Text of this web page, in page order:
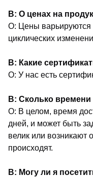
В: О ценах на
О: Цены варьируются
циклических
В: Какие
О: У нас есть
В: Сколько времени
О: В целом, время
дней, и может быть
велик или возникают
происходят.
В: Могу ли я